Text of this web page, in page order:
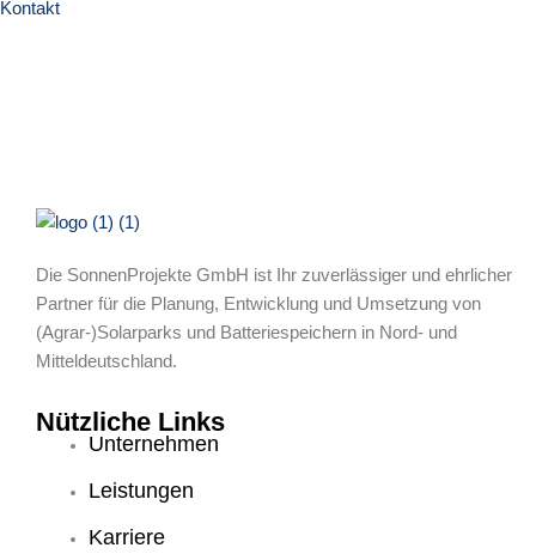
Kontakt
Die SonnenProjekte GmbH ist Ihr zuverlässiger und ehrlicher
Partner für die Planung, Entwicklung und Umsetzung von
(Agrar-)Solarparks und Batteriespeichern in Nord- und
Mitteldeutschland.
Nützliche Links
Unternehmen
Leistungen
Karriere